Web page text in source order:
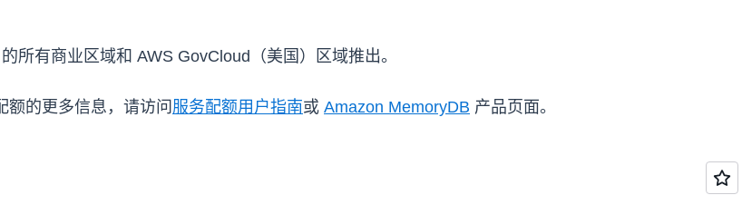
所有商业区域和 AWS GovCloud（美国）区域推出。
的更多信息，请访问 服务配额用户指南或 Amazon MemoryDB 产品页面。